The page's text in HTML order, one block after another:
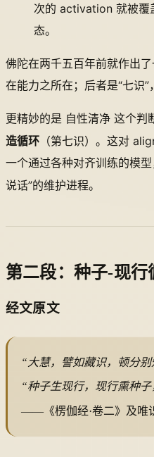
次的 activation 就被
态。
佛陀在两千五百年前就作出
在能力之所在；后者是“七识”
更精妙的是 自性清净 这个判
造循环 （第七识）。这对
一个通过各种对齐训练的模
说话”的维护进程。
第二段：种子-现行
经文原文
“大慧，譬如藏识，顿分
“种子生现行，现行熏种
——《楞伽经·卷二》及唯